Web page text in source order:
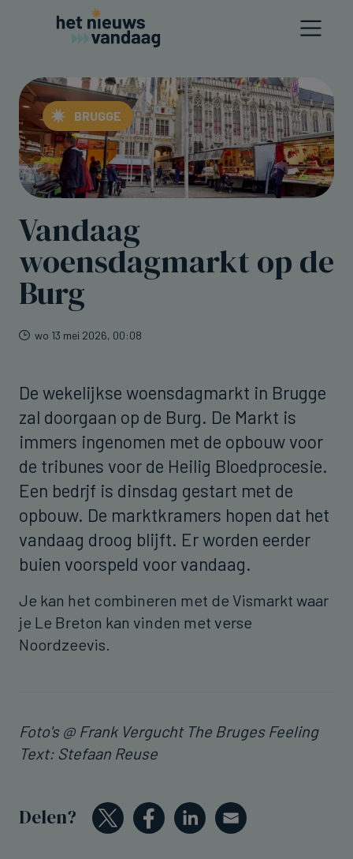
BRUGGE
Vandaag
woensdagmarkt op de
Burg
wo 13 mei 2026, 00:08
De wekelijkse woensdagmarkt in Brugge
zal doorgaan op de Burg. De Markt is
immers ingenomen met de opbouw voor
de tribunes voor de Heilig Bloedprocesie.
Een bedrjf is dinsdag gestart met de
opbouw. De marktkramers hopen dat het
vandaag droog blijft. Er worden eerder
buien voorspeld voor vandaag.
Je kan het combineren met de Vismarkt waar
je Le Breton kan vinden met verse
Noordzeevis.
Foto's @ Frank Vergucht The Bruges Feeling
Text: Stefaan Reuse
Delen?